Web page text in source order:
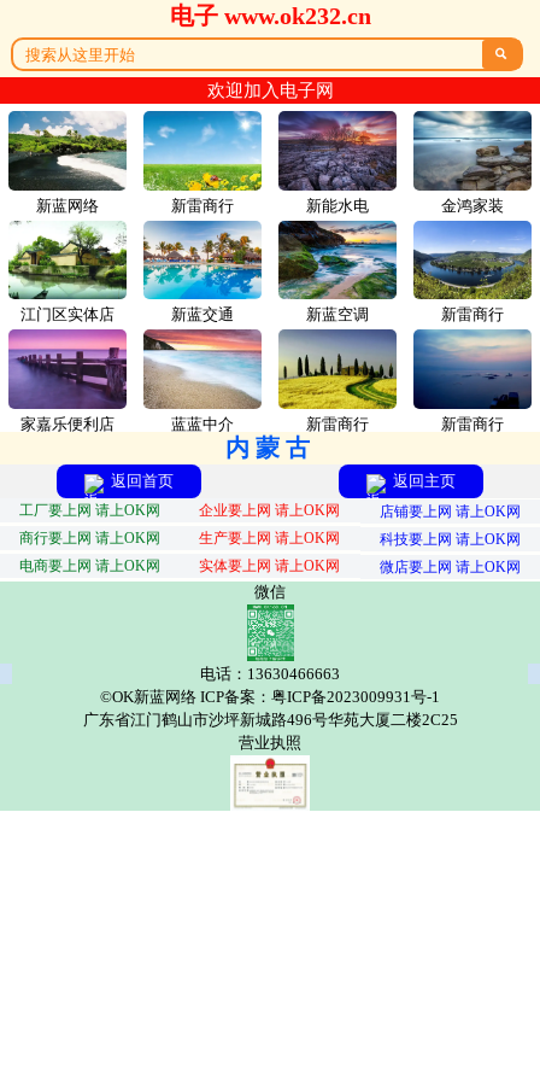
电子 www.ok232.cn

欢迎加入电子网
新蓝网络 新雷商行
江门区实体店 新蓝交通
家嘉乐便利店 蓝蓝中介
新能水电 金鸿家装
新蓝空调 新雷商行
新雷商行 新雷商行
内蒙古
返回首页 返回主页
工厂要上网 请上OK网 企业要上网 请上OK网
店铺要上网 请上OK网
商行要上网 请上OK网
生产要上网 请上OK网
科技要上网 请上OK网
电商要上网 请上OK网
实体要上网 请上OK网 微店要上网 请上OK网
微信
电话：13630466663
©OK新蓝网络 ICP备案：粤ICP备2023009931号-1
广东省江门鹤山市沙坪新城路496号华苑大厦二楼2C25
营业执照